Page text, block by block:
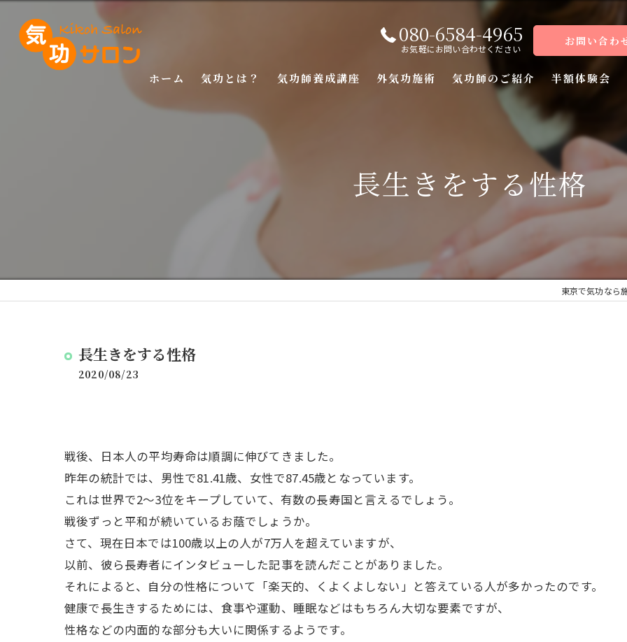
080-6584-4965
お気軽にお問い合わせください
お問い合わ
ホーム 気功とは？ 気功師養成講座 外気功施術 気功師のご紹介 半額体験会
長生きをする性格
東京で気功なら
長生きをする性格
2020/08/23
戦後、日本人の平均寿命は順調に伸びてきました。
昨年の統計では、男性で81.41歳、女性で87.45歳となっています。
これは世界で2～3位をキープしていて、有数の長寿国と言えるでしょう。
戦後ずっと平和が続いているお蔭でしょうか。
さて、現在日本では100歳以上の人が7万人を超えていますが、
以前、彼ら長寿者にインタビューした記事を読んだことがありました。
それによると、自分の性格について「楽天的、くよくよしない」と答えている人が多かったのです。
健康で長生きするためには、食事や運動、睡眠などはもちろん大切な要素ですが、
性格などの内面的な部分も大いに関係するようです。